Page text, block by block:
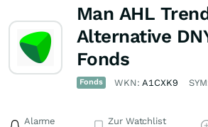
Man AHL
Alternative
Fonds
Fonds WKN:A1CXK9
Alarme
Zur Watchlist